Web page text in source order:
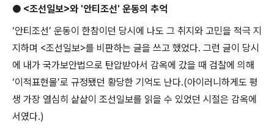
● <조선일보>와 '안티조선' 운동의 추억
‘안티조선’ 운동이 한참이던 당시에 나도 그 취지와 고민을 적극 지
지하며 <조선일보>를 비판하는 글을 쓰고 했었다. 그런 글이 당시
에 내가 국가보안법으로 탄압받아서 감옥에 갔을 때 검찰에 의해
‘이적표현물’로 규정됐던 황당한 기억도 난다.(아이러니하게도 평
생 가장 열심히 샅샅이 조선일보를 읽을 수 있었던 시절은 감옥에
서였다.)